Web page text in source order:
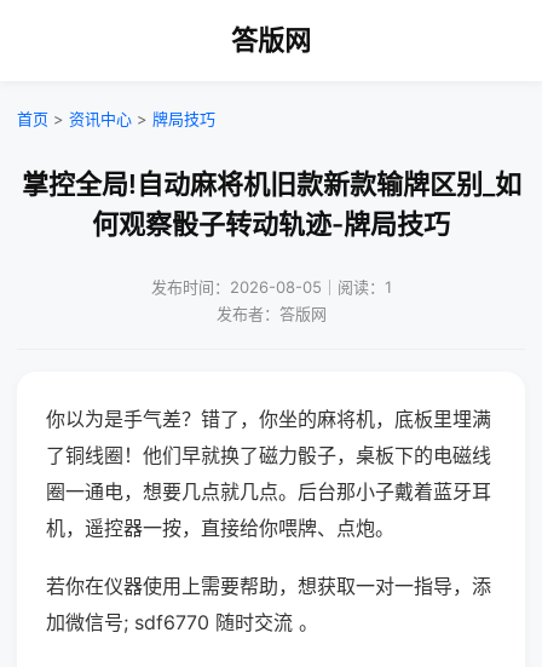
答版网
首页 > 资讯中心 > 牌局技巧
掌控全局!自动麻将机旧款新款输牌区别_如
何观察骰子转动轨迹-牌局技巧
发布时间：2026-08-05｜阅读：1
发布者：答版网
你以为是手气差？错了，你坐的麻将机，底板里埋满
了铜线圈！他们早就换了磁力骰子，桌板下的电磁线
圈一通电，想要几点就几点。后台那小子戴着蓝牙耳
机，遥控器一按，直接给你喂牌、点炮。
若你在仪器使用上需要帮助，想获取一对一指导，添
加微信号; sdf6770 随时交流 。